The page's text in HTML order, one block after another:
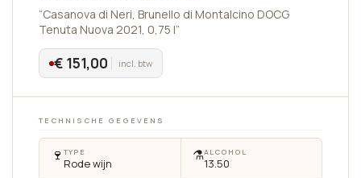
“Casanova di Neri, Brunello di Montalcino DOCG
Tenuta Nuova 2021, 0,75 l”
€ 151,00 incl. btw
TECHNISCHE GEGEVENS
🍷 TYPE
Rode wijn ⚗️ALCOHOL
13.50